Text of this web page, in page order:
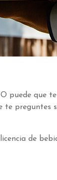
puede que
te preguntes
de